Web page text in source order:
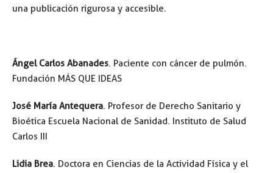
una publicación rigurosa y accesible.
Ángel Carlos Abanades. Paciente con cáncer de pulmón.
Fundación MÁS QUE IDEAS
José María Antequera. Profesor de Derecho Sanitario y
Bioética Escuela Nacional de Sanidad. Instituto de Salud
Carlos III
Lidia Brea. Doctora en Ciencias de la Actividad Física y el